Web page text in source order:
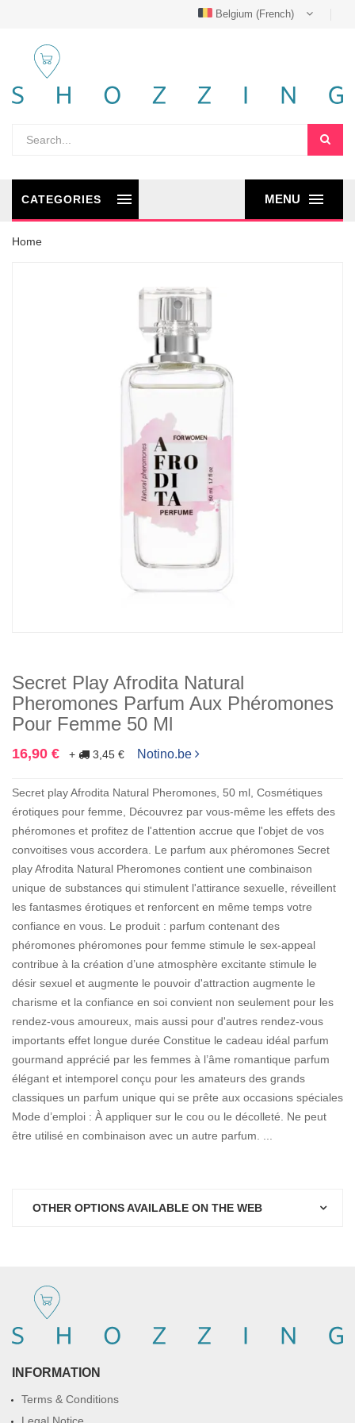
Belgium (French)
MENU
CATEGORIES
Home
Secret Play Afrodita Natural
Pheromones Parfum Aux Phéromones
Pour Femme 50 Ml
16,90 € + 3,45 € Notino.be
Secret play Afrodita Natural Pheromones, 50 ml, Cosmétiques
érotiques pour femme, Découvrez par vous-même les effets des
phéromones et profitez de l'attention accrue que l'objet de vos
convoitises vous accordera. Le parfum aux phéromones Secret
play Afrodita Natural Pheromones contient une combinaison
unique de substances qui stimulent l'attirance sexuelle, réveillent
les fantasmes érotiques et renforcent en même temps votre
confiance en vous. Le produit : parfum contenant des
phéromones phéromones pour femme stimule le sex-appeal
contribue à la création d’une atmosphère excitante stimule le
désir sexuel et augmente le pouvoir d'attraction augmente le
charisme et la confiance en soi convient non seulement pour les
rendez-vous amoureux, mais aussi pour d'autres rendez-vous
importants effet longue durée Constitue le cadeau idéal parfum
gourmand apprécié par les femmes à l’âme romantique parfum
élégant et intemporel conçu pour les amateurs des grands
classiques un parfum unique qui se prête aux occasions spéciales
Mode d’emploi : À appliquer sur le cou ou le décolleté. Ne peut
être utilisé en combinaison avec un autre parfum. ...
OTHER OPTIONS AVAILABLE ON THE WEB
INFORMATION
Terms & Conditions